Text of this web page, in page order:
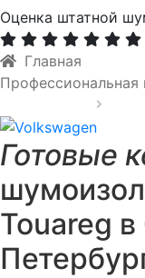
Оценка штатной
Главная
Готовые
Touareg